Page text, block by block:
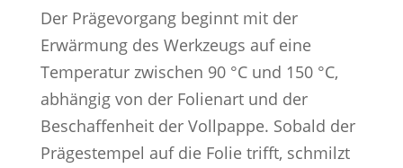
Der Prägevorgang beginnt mit der
Erwärmung des Werkzeugs auf eine
Temperatur zwischen 90 °C und 150 °C,
abhängig von der Folienart und der
Beschaffenheit der Vollpappe. Sobald der
Prägestempel auf die Folie trifft, schmilzt